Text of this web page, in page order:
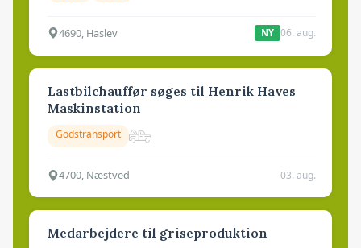
4690, Haslev NY 06. aug.
Lastbilchauffør søges til Henrik Haves
Maskinstation
Godstransport
4700, Næstved 03. aug.
Medarbejdere til griseproduktion